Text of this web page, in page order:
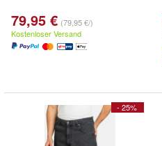
79,95 € (79,95 €/)
Kostenloser Versand
- 25%